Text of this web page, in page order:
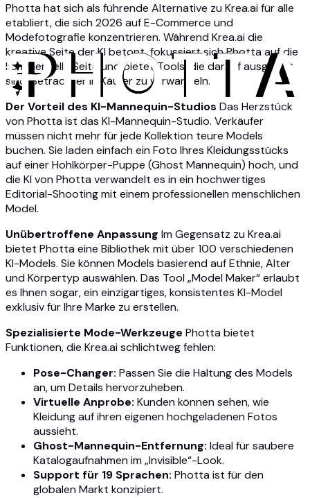
Photta hat sich als führende Alternative zu Krea.ai für alle
etabliert, die sich 2026 auf E-Commerce und
Modefotografie konzentrieren. Während Krea.ai die
kreative Seite der KI betont, fokussiert sich Photta auf die
kommerzielle Seite und bietet Tools, die darauf ausgelegt
sind, Betrachter in Käufer zu verwandeln.
Der Vorteil des KI-Mannequin-Studios Das Herzstück
von Photta ist das KI-Mannequin-Studio. Verkäufer
müssen nicht mehr für jede Kollektion teure Models
buchen. Sie laden einfach ein Foto Ihres Kleidungsstücks
auf einer Hohlkörper-Puppe (Ghost Mannequin) hoch, und
die KI von Photta verwandelt es in ein hochwertiges
Editorial-Shooting mit einem professionellen menschlichen
Model.
Unübertroffene Anpassung Im Gegensatz zu Krea.ai
bietet Photta eine Bibliothek mit über 100 verschiedenen
KI-Models. Sie können Models basierend auf Ethnie, Alter
und Körpertyp auswählen. Das Tool „Model Maker“ erlaubt
es Ihnen sogar, ein einzigartiges, konsistentes KI-Model
exklusiv für Ihre Marke zu erstellen.
Spezialisierte Mode-Werkzeuge Photta bietet
Funktionen, die Krea.ai schlichtweg fehlen:
Pose-Changer: Passen Sie die Haltung des Models
an, um Details hervorzuheben.
Virtuelle Anprobe: Kunden können sehen, wie
Kleidung auf ihren eigenen hochgeladenen Fotos
aussieht.
Ghost-Mannequin-Entfernung: Ideal für saubere
Katalogaufnahmen im „Invisible“-Look.
Support für 19 Sprachen: Photta ist für den
globalen Markt konzipiert.